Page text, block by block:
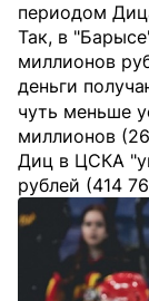
периодом
Так, в
миллионов
деньги
чуть меньше
миллионов
Диц в ЦСКА
рублей (414